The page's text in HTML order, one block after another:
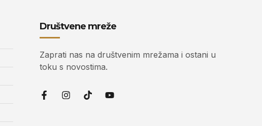
Društvene mreže
Zaprati nas na društvenim mrežama i ostani u
toku s novostima.